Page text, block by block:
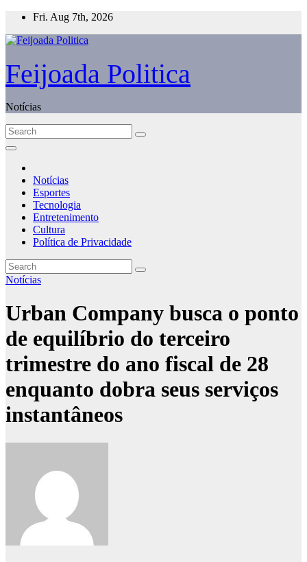
Skip
content
Fri. Aug 7th, 2026
Feijoada Politica
Notícias
Notícias
Esportes
Tecnologia
Entretenimento
Cultura
Política de Privacidade
Notícias
Urban Company busca o ponto
de equilíbrio do terceiro
trimestre do ano fiscal de 28
enquanto dobra seus serviços
instantâneos